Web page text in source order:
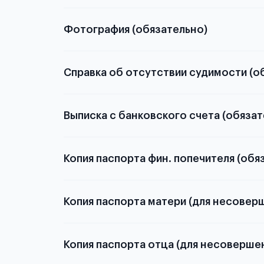
о том, какие документы необходимы для
Фотография (обязательно)
Справка об отсутствии судимости
из России
Выписка с банковского счета
средств на счету и валюте
Копия паспорта фин. попечителя
Копия паспорта матери (для
Подробнее о
Копия паспорта отца (для